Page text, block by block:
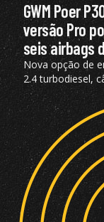
GWM Poer
versão Pro
seis airbags
Nova opção de
2.4 turbodiesel,
marchas, além